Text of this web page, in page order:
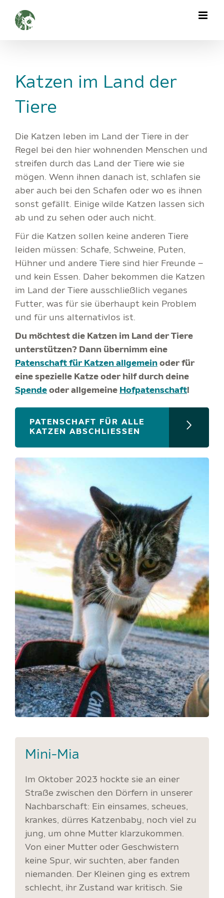
Inhalt
Katzen im Land der
Tiere
Die Katzen leben im Land der Tiere in der
Regel bei den hier wohnenden Menschen und
streifen durch das Land der Tiere wie sie
mögen. Wenn ihnen danach ist, schlafen sie
aber auch bei den Schafen oder wo es ihnen
sonst gefällt. Einige wilde Katzen lassen sich
ab und zu sehen oder auch nicht.
Für die Katzen sollen keine anderen Tiere
leiden müssen: Schafe, Schweine, Puten,
Hühner und andere Tiere sind hier Freunde –
und kein Essen. Daher bekommen die Katzen
im Land der Tiere ausschließlich veganes
Futter, was für sie überhaupt kein Problem
und für uns alternativlos ist.
Du möchtest die Katzen im Land der Tiere
unterstützen? Dann übernimm eine
Patenschaft für Katzen allgemein oder für
eine spezielle Katze oder hilf durch deine
Spende oder allgemeine Hofpatenschaft!
PATENSCHAFT FÜR ALLE
KATZEN ABSCHLIESSEN
Mini-Mia
Im Oktober 2023 hockte sie an einer
Straße zwischen den Dörfern in unserer
Nachbarschaft: Ein einsames, scheues,
krankes, dürres Katzenbaby, noch viel zu
jung, um ohne Mutter klarzukommen.
Von einer Mutter oder Geschwistern
keine Spur, wir suchten, aber fanden
niemanden. Der Kleinen ging es extrem
schlecht, ihr Zustand war kritisch. Sie